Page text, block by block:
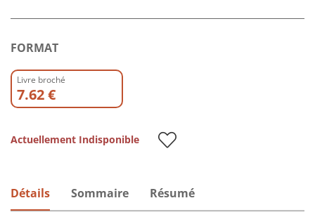
FORMAT
Livre broché
7.62 €
Actuellement Indisponible
Détails Sommaire Résumé